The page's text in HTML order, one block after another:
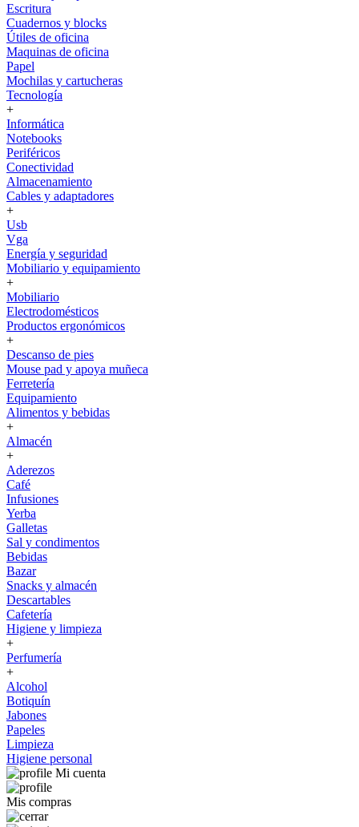
Escritura
Cuadernos y blocks
Útiles de oficina
Maquinas de oficina
Papel
Mochilas y cartucheras
Tecnología
+
Informática
Notebooks
Periféricos
Conectividad
Almacenamiento
Cables y adaptadores
+
Usb
Vga
Energía y seguridad
Mobiliario y equipamiento
+
Mobiliario
Electrodomésticos
Productos ergonómicos
+
Descanso de pies
Mouse pad y apoya muñeca
Ferretería
Equipamiento
Alimentos y bebidas
+
Almacén
+
Aderezos
Café
Infusiones
Yerba
Galletas
Sal y condimentos
Bebidas
Bazar
Snacks y almacén
Descartables
Cafetería
Higiene y limpieza
+
Perfumería
+
Alcohol
Botiquín
Jabones
Papeles
Limpieza
Higiene personal
Mi cuenta
Mis compras